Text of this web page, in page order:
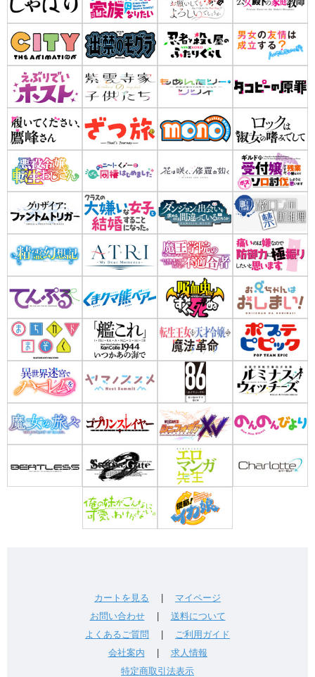
カートを見る
マイページ
お問い合わせ| 送料について
よくあるご質問
ご利用ガイド
会社案内
求人情報
特定商取引法表示